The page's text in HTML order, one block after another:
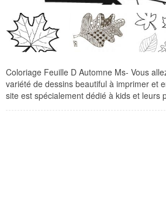
Coloriage Feuille D Automne Ms- Vous
variété de dessins beautiful à imprimer et
site est spécialement dédié à kids et leurs